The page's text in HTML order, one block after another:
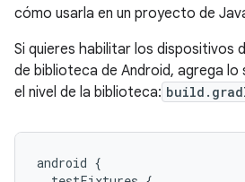
cómo usarla en un proyecto de
Si quieres habilitar los dispositivos
de biblioteca de Android, agrega lo
el nivel de la biblioteca:
android {